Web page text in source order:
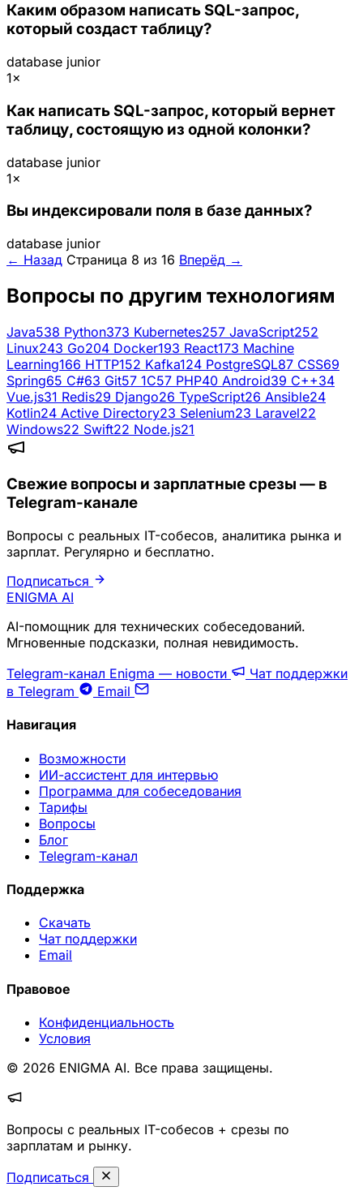
Каким образом написать SQL-запрос,
который создаст таблицу?
database junior
1×
Как написать SQL-запрос, который вернет
таблицу, состоящую из одной колонки?
database junior
1×
Вы индексировали поля в базе данных?
database junior
← Назад Страница 8 из 16 Вперёд →
Вопросы по другим технологиям
Java538 Python373 Kubernetes257 JavaScript252
Linux243 Go204 Docker193 React173 Machine
Learning166 HTTP152 Kafka124 PostgreSQL87 CSS69
Spring65 C#63 Git57 1C57 PHP40 Android39 C++34
Vue.js31 Redis29 Django26 TypeScript26 Ansible24
Kotlin24 Active Directory23 Selenium23 Laravel22
Windows22 Swift22 Node.js21
Свежие вопросы и зарплатные срезы — в
Telegram-канале
Вопросы с реальных IT-собесов, аналитика рынка и
зарплат. Регулярно и бесплатно.
Подписаться
ENIGMA AI
AI-помощник для технических собеседований.
Мгновенные подсказки, полная невидимость.
Telegram-канал Enigma — новости
Чат поддержки
в Telegram
Email
Навигация
Возможности
ИИ-ассистент для интервью
Программа для собеседования
Тарифы
Вопросы
Блог
Telegram-канал
Поддержка
Скачать
Чат поддержки
Email
Правовое
Конфиденциальность
Условия
© 2026 ENIGMA AI. Все права защищены.
Вопросы с реальных IT-собесов + срезы по
зарплатам и рынку.
Подписаться